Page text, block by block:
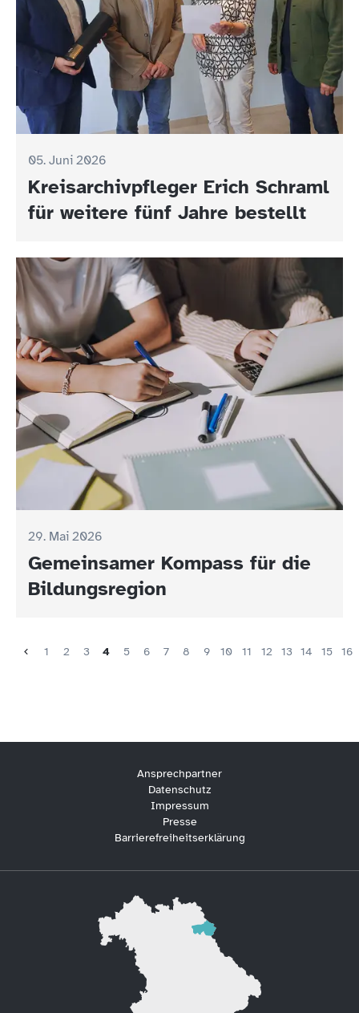
05. Juni 2026
Kreisarchivpfleger Erich Schraml
für weitere fünf Jahre bestellt
29. Mai 2026
Gemeinsamer Kompass für die
Bildungsregion
1 2 3 4 5 6 7 8 9 10 11 12 13 14 15 16
Ansprechpartner
Datenschutz
Impressum
Presse
Barrierefreiheitserklärung